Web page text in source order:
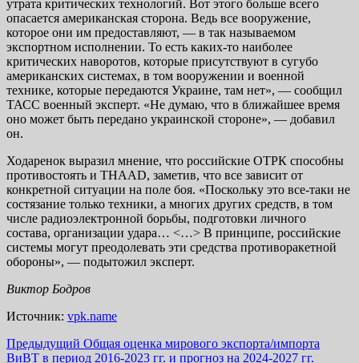
утрата критических технологий. Вот этого больше всего
опасается американская сторона. Ведь все вооружение,
которое они им предоставляют, — в так называемом
экспортном исполнении. То есть каких-то наиболее
критических наворотов, которые присутствуют в сугубо
американских системах, в том вооружении и военной
технике, которые передаются Украине, там нет», — сообщил
ТАСС военный эксперт. «Не думаю, что в ближайшее время
оно может быть передано украинской стороне», — добавил
он.
Ходаренок выразил мнение, что российские ОТРК способны
противостоять и THAAD, заметив, что все зависит от
конкретной ситуации на поле боя. «Поскольку это все-таки не
состязание только техники, а многих других средств, в том
числе радиоэлектронной борьбы, подготовки личного
состава, организации удара… <…> В принципе, российские
системы могут преодолевать эти средства противоракетной
обороны», — подытожил эксперт.
Виктор Бодров
Источник: vpk.name
Навигация
Предыдущий Общая оценка мирового экспорта/импорта
ВиВТ в период 2016-2023 гг. и прогноз на 2024-2027 гг.